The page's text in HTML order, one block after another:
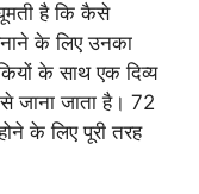
है कि कैसे
के लिए उनका
के साथ एक दिव्य
जाना जाता है। 72
के लिए पूरी तरह